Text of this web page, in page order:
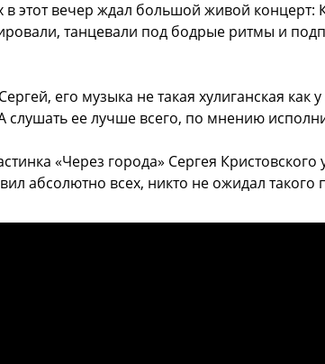
этот вечер ждал большой живой концерт:
танцевали под бодрые ритмы и
его музыка не такая хулиганская как
слушать ее лучше всего, по мнению
«Через города» Сергея Кристовского
абсолютно всех, никто не ожидал такого